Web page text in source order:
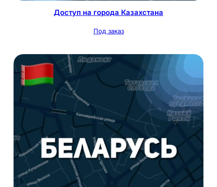
Доступ на города Казахстана
Под заказ